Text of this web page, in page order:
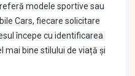
modele sportive sau
Cars, fiecare solicitare
începe cu identificarea
mai bine stilului de viață și